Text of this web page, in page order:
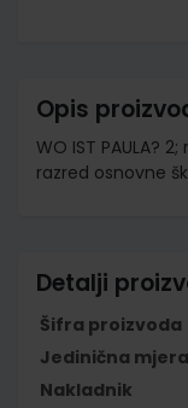
Opis
WO IST PAULA?
razred osnovne
Detalji
Šifra proizvoda
Jedinična mjera
Nakladnik